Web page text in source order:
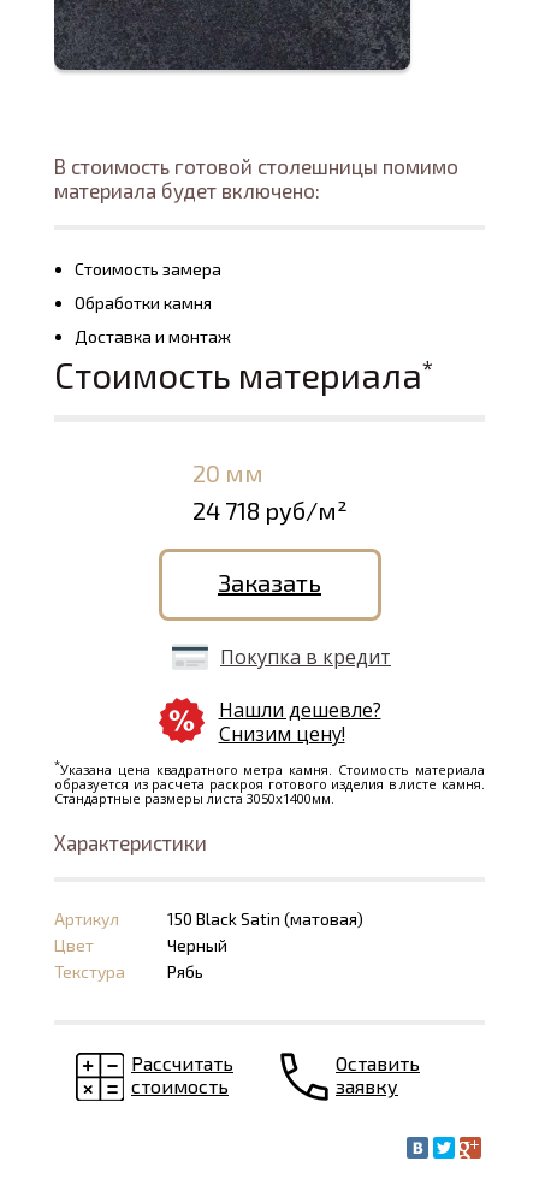
В стоимость готовой столешницы помимо
материала будет включено:
Стоимость замера
Обработки камня
Доставка и монтаж
Стоимость материала*
20 мм
24 718 руб/м²
Заказать
Покупка в кредит
Нашли дешевле?
Снизим цену!
*Указана цена квадратного метра камня. Стоимость материала
образуется из расчета раскроя готового изделия в листе камня.
Стандартные размеры листа 3050х1400мм.
Характеристики
Артикул
150 Black Satin (матовая)
Цвет
Черный
Текстура
Рябь
Рассчитать
стоимость
Оставить
заявку